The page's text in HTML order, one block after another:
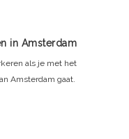
in Amsterdam
als je met het
Amsterdam gaat.